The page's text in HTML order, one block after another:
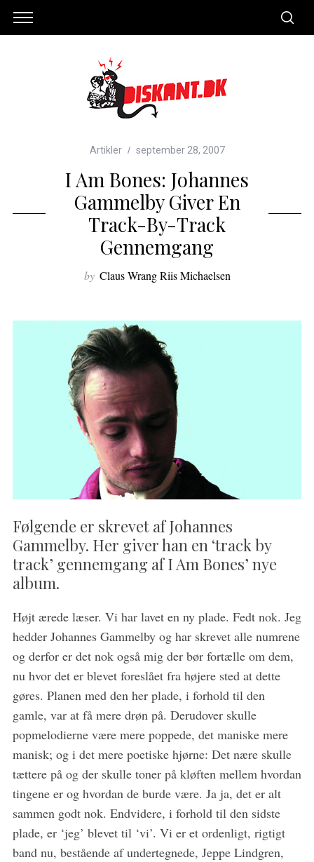
Artikler september 28, 2007
I Am Bones: Johannes
Gammelby Giver En
Track-By-Track
Gennemgang
by Claus Wrang Riis Michaelsen
Følgende er skrevet af Johannes
Gammelby. Her giver han en ‘track by
track’ gennemgang af I Am Bones’ nye
album.
Højt ærede læser. Vi har lavet en ny plade. Fedt nok. Jeg
hedder Johannes Gammelby og har skrevet alle numrene
og derfor er det nok også mig der bør fortælle om dem,
nu hvor det er blevet foreslået fra højere sted at dette
gøres. Planen med den her plade, i forhold til den
gamle, var at få mere drøn på. Derudover skulle
popmelodierne være mere poppede, det maniske mere
manisk; og i det mere poetiske hjørne: Det nære skulle
tættere på og der skulle toner på kløften mellem hvordan
tingene er og hvordan de burde være. Ja ja, det er alt
sammen godt nok. Endvidere, i forhold til den sidste
plade, er ‘jeg’ blevet til ‘vi’. Vi er et ordenligt, rigtigt
band nu, bestående af undertegnede, Jeppe Lindgren,